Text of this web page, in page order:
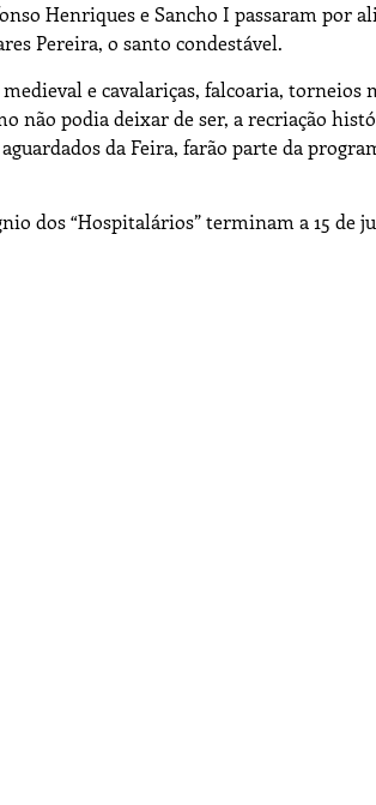
Henriques e Sancho I passaram por
Pereira, o santo condestável.
e cavalariças, falcoaria, torneios
não podia deixar de ser, a recriação
da Feira, farão parte da
dos “Hospitalários” terminam a 15 de